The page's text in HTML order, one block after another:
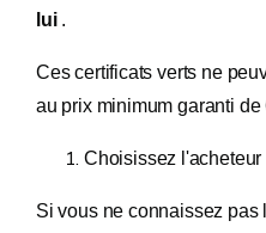
lui.
Ces certificats verts ne
au prix minimum garanti de
Choisissez l'acheteur
Si vous ne connaissez pas